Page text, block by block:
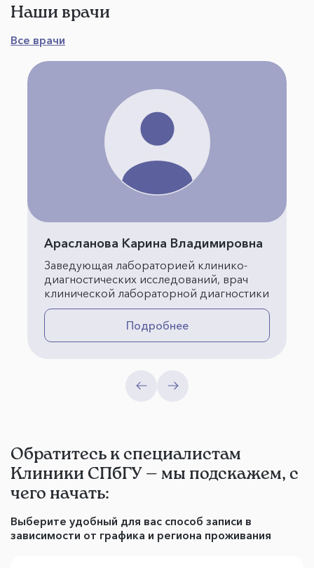
Наши врачи
Все врачи
Арасланова Карина Владимировна
Заведующая лабораторией клинико-
диагностических исследований, врач
клинической лабораторной диагностики
Подробнее
Обратитесь к специалистам
Клиники СПбГУ — мы подскажем, с
чего начать:
Выберите удобный для вас способ записи в
зависимости от графика и региона проживания